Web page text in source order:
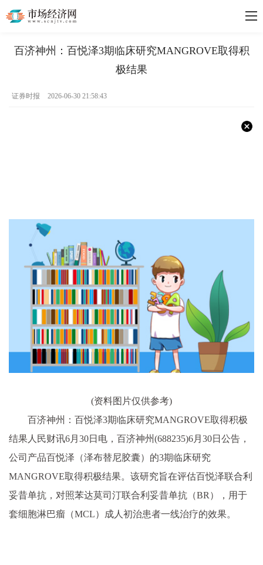
百济神州：百悦泽3期临床研究MANGROVE取得积
极结果
证券时报 2026-06-30 21:58:43
(资料图片仅供参考)
百济神州：百悦泽3期临床研究MANGROVE取得积极
结果人民财讯6月30日电，百济神州(688235)6月30日公告，
公司产品百悦泽（泽布替尼胶囊）的3期临床研究
MANGROVE取得积极结果。该研究旨在评估百悦泽联合利
妥昔单抗，对照苯达莫司汀联合利妥昔单抗（BR），用于
套细胞淋巴瘤（MCL）成人初治患者一线治疗的效果。